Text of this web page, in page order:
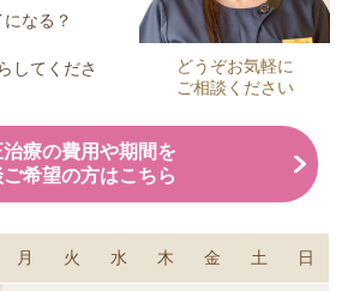
どうぞお気軽に
ご相談ください
なる？
してくださ
療の費用や期間を
希望の方はこちら
月 火 水 木 金 土 日